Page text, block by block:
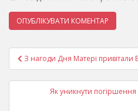
Навігація
записів
З нагоди Дня Матері привітали
Як уникнути погіршення